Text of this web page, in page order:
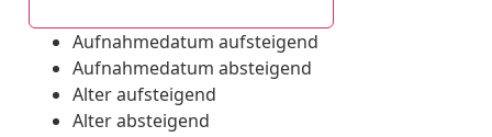
Aufnahmedatum aufsteigend
Aufnahmedatum absteigend
Alter aufsteigend
Alter absteigend